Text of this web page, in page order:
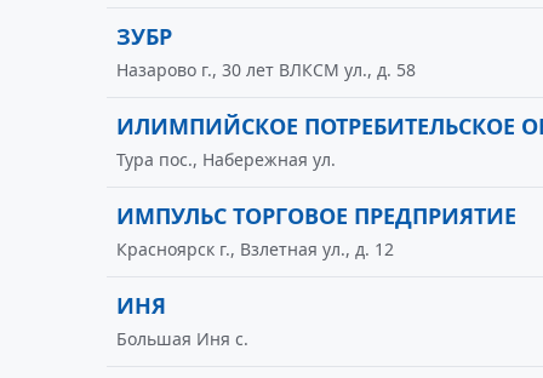
ЗУБР
Назарово г., 30 лет ВЛКСМ ул., д. 58
ИЛИМПИЙСКОЕ ПОТРЕБИТЕЛЬСКОЕ
Тура пос., Набережная ул.
ИМПУЛЬС ТОРГОВОЕ ПРЕДПРИЯТИЕ
Красноярск г., Взлетная ул., д. 12
ИНЯ
Большая Иня с.